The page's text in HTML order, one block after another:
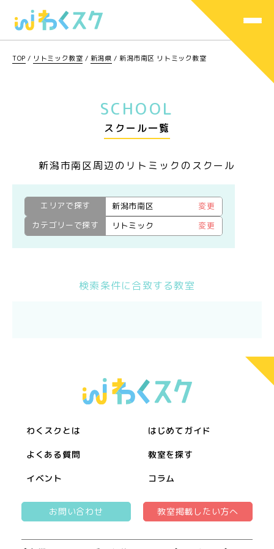
TOP / リトミック教室 / 新潟県 /新潟市南区 リトミック教室
SCHOOL
スクール一覧
新潟市南区周辺のリトミックのスクール
エリアで探す 新潟市南区
変更
カテゴリーで探す
リトミック 変更
検索条件に合致する教室
わくスクとは はじめてガイド
よくある質問 教室を探す
イベント コラム
お問い合わせ 教室掲載したい方へ